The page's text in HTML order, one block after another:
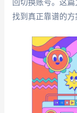
回切换账号。这
找到真正靠谱的方